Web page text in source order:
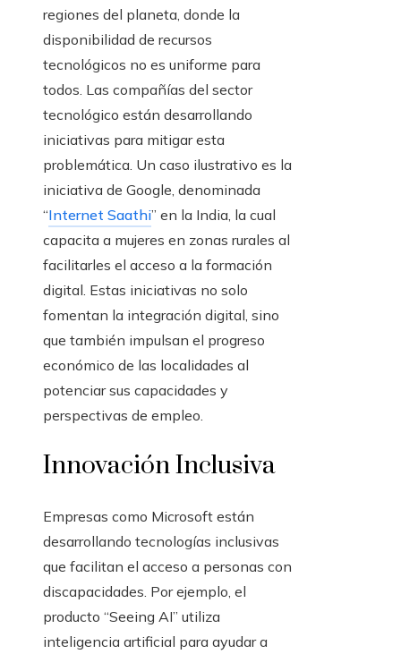
regiones del planeta, donde la
disponibilidad de recursos
tecnológicos no es uniforme para
todos. Las compañías del sector
tecnológico están desarrollando
iniciativas para mitigar esta
problemática. Un caso ilustrativo es la
iniciativa de Google, denominada
“Internet Saathi” en la India, la cual
capacita a mujeres en zonas rurales al
facilitarles el acceso a la formación
digital. Estas iniciativas no solo
fomentan la integración digital, sino
que también impulsan el progreso
económico de las localidades al
potenciar sus capacidades y
perspectivas de empleo.
Innovación Inclusiva
Empresas como Microsoft están
desarrollando tecnologías inclusivas
que facilitan el acceso a personas con
discapacidades. Por ejemplo, el
producto “Seeing AI” utiliza
inteligencia artificial para ayudar a